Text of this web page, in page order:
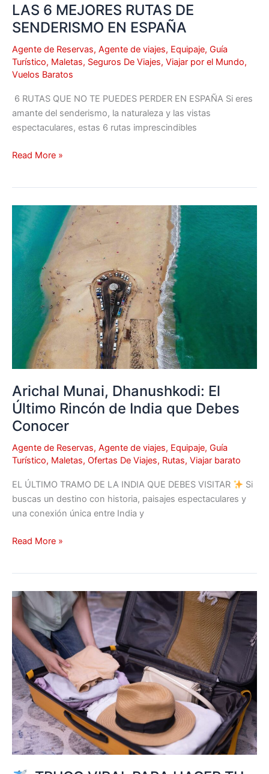
LAS 6 MEJORES RUTAS DE
SENDERISMO EN ESPAÑA
Agente de Reservas, Agente de viajes, Equipaje, Guía
Turístico, Maletas, Seguros De Viajes, Viajar por el Mundo,
Vuelos Baratos
️ 6 RUTAS QUE NO TE PUEDES PERDER EN ESPAÑA Si eres
amante del senderismo, la naturaleza y las vistas
espectaculares, estas 6 rutas imprescindibles
Read More »
Arichal Munai, Dhanushkodi: El
Último Rincón de India que Debes
Conocer
Agente de Reservas, Agente de viajes, Equipaje, Guía
Turístico, Maletas, Ofertas De Viajes, Rutas, Viajar barato
EL ÚLTIMO TRAMO DE LA INDIA QUE DEBES VISITAR
Si
buscas un destino con historia, paisajes espectaculares y
una conexión única entre India y
Arichal
Munai,
Dhanushkodi:
El
Rincón
Debes
Conocer
Read More »
¡TRUCO
VIRAL
PARA
HACER
TU
MALETA
COMO
UN
PRO!